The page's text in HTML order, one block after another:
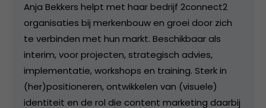
Anja Bekkers helpt met haar bedrijf 2connect2
organisaties bij merkenbouw en groei door zich
te verbinden met hun markt. Beschikbaar als
interim, voor projecten, strategisch advies,
implementatie, workshops en training. Sterk in
(her)positioneren, ontwikkelen van (visuele)
identiteit en de rol die content marketing daarbij